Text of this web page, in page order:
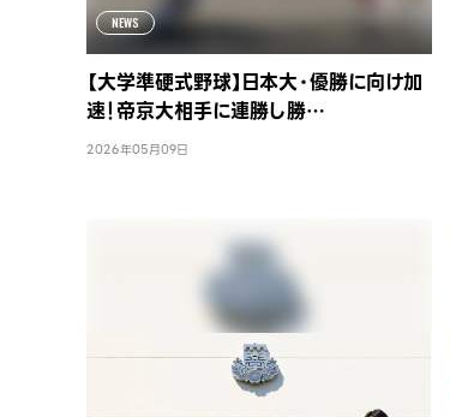
NEWS
【大学準硬式野球】日本大・優勝に向け加
速！帝京大相手に連勝し勝…
2026年05月09日